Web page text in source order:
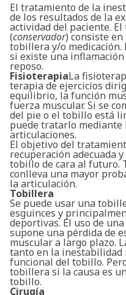
El tratamiento de la
de los resultados de la
actividad del paciente.
(conservador) consiste
tobillera y/o medicación.
si existe una inflamación
reposo.
FisioterapiaLa
terapia de ejercicios
equilibrio, la función
fuerza muscular. Si se
del pie o el tobillo está
puede tratarlo mediante
articulaciones.
El objetivo del
recuperación adecuada
tobillo de cara al futuro.
conlleva una mayor
la articulación.
Tobillera
Se puede usar una
esguinces y
deportivas. El uso de
supone una pérdida de
muscular a largo plazo.
tanto en la inestabilidad
funcional del tobillo.
tobillera si la causa es
tobillo.
Cirugía